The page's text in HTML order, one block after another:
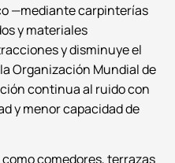
—mediante carpinterías
y materiales
y disminuye el
Organización Mundial de
continua al ruido con
y menor capacidad de
comedores, terrazas